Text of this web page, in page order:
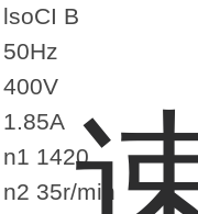
lsoCI B
50Hz
400V
1.85A
n1 1420
n2 35r/min